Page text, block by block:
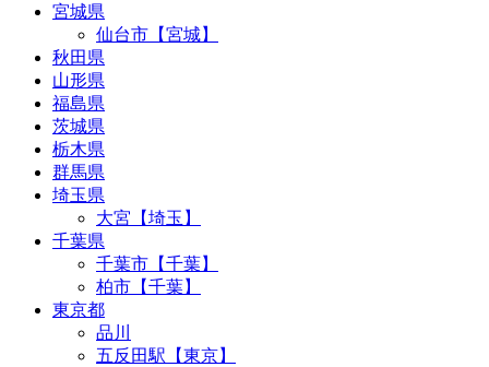
宮城県
仙台市【宮城】
秋田県
山形県
福島県
茨城県
栃木県
群馬県
埼玉県
大宮【埼玉】
千葉県
千葉市【千葉】
柏市【千葉】
東京都
品川
五反田駅【東京】